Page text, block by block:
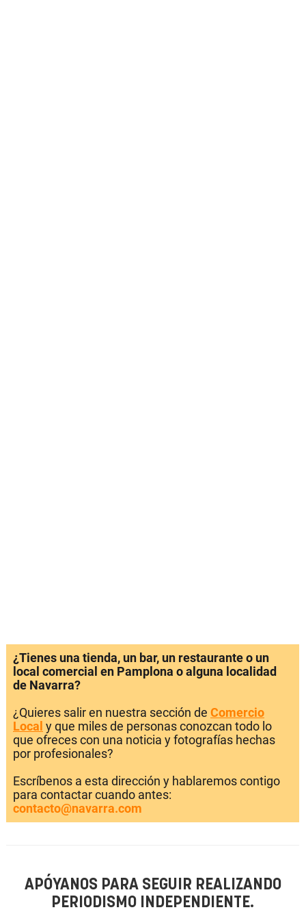
¿Tienes una tienda, un bar, un restaurante o un
local comercial en Pamplona o alguna localidad
de Navarra?
¿Quieres salir en nuestra sección de Comercio
Local y que miles de personas conozcan todo lo
que ofreces con una noticia y fotografías hechas
por profesionales?
Escríbenos a esta dirección y hablaremos contigo
para contactar cuando antes:
contacto@navarra.com
APÓYANOS PARA SEGUIR REALIZANDO
PERIODISMO INDEPENDIENTE.